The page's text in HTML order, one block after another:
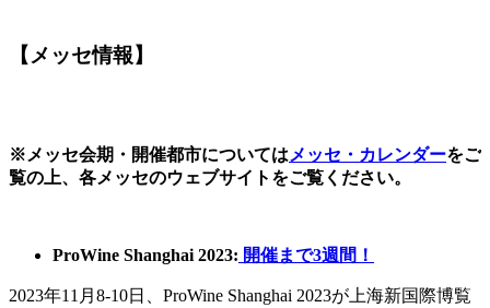
【メッセ情報】
※メッセ会期・開催都市についてはメッセ・カレンダーをご
覧の上、各メッセのウェブサイトをご覧ください。
ProWine Shanghai 2023: 開催まで3週間！
2023年11月8-10日、ProWine Shanghai 2023が上海新国際博覧